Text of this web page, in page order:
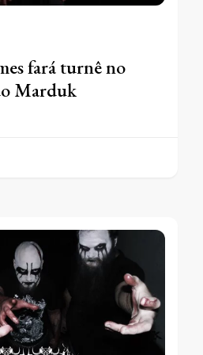
fará turnê no
Marduk